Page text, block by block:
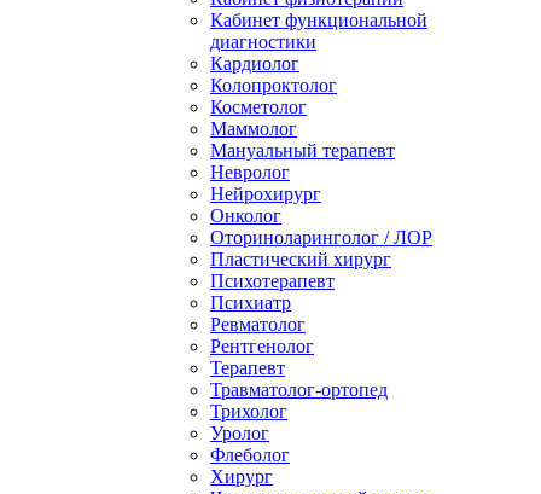
Кабинет функциональной
диагностики
Кардиолог
Колопроктолог
Косметолог
Маммолог
Мануальный терапевт
Невролог
Нейрохирург
Онколог
Оториноларинголог / ЛОР
Пластический хирург
Психотерапевт
Психиатр
Ревматолог
Рентгенолог
Терапевт
Травматолог-ортопед
Трихолог
Уролог
Флеболог
Хирург